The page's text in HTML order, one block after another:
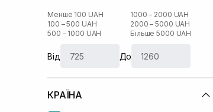
Менше 100 UAH
100 – 500 UAH
500 – 1000 UAH
1000 – 2000 UAH
2000 – 5000 UAH
Більше 5000 UAH
Від До
КРАЇНА